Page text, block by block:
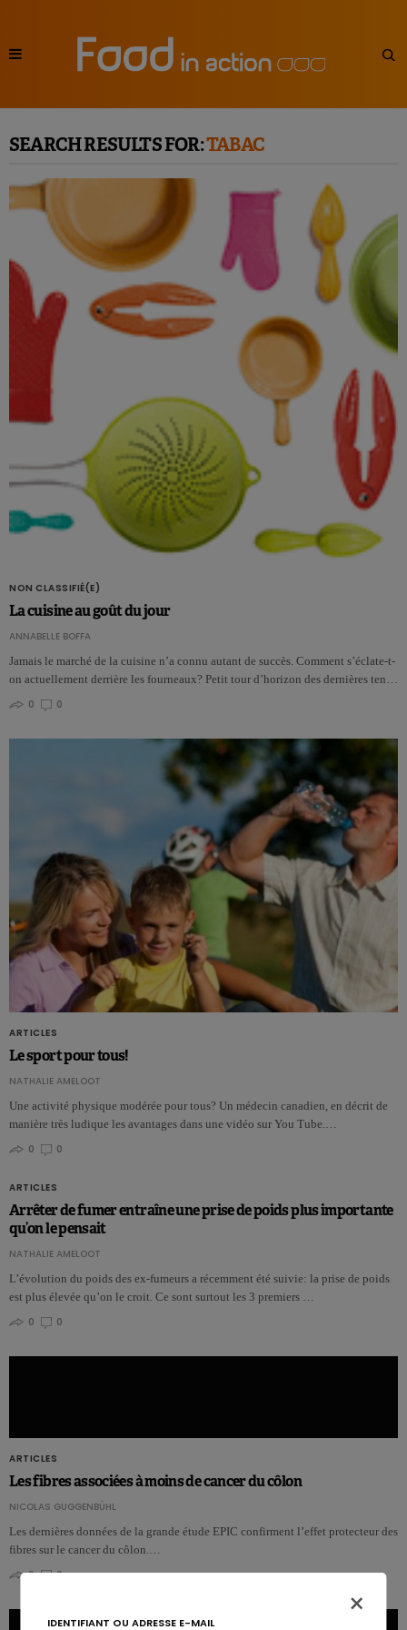
SEARCH RESULTS FOR:TABAC
NON CLASSIFIÉ(E)
La cuisine au goût du jour
ANNABELLE BOFFA
Jamais le marché de la cuisine n’a connu autant de succès. Comment s’éclate-t-
on actuellement derrière les fourneaux? Petit tour d’horizon des dernières ten…
0
0
ARTICLES
Le sport pour tous!
NATHALIE AMELOOT
Une activité physique modérée pour tous? Un médecin canadien, en décrit de
manière très ludique les avantages dans une vidéo sur You Tube.…
0
0
ARTICLES
Arrêter de fumer entraîne une prise de poids plus importante
qu’on le pensait
NATHALIE AMELOOT
L’évolution du poids des ex-fumeurs a récemment été suivie: la prise de poids
est plus élevée qu’on le croit. Ce sont surtout les 3 premiers …
0
0
ARTICLES
Les fibres associées à moins de cancer du côlon
NICOLAS GUGGENBÜHL
Les dernières données de la grande étude EPIC confirment l’effet protecteur des
fibres sur le cancer du côlon.…
0
0
×
IDENTIFIANT OU ADRESSE E-MAIL